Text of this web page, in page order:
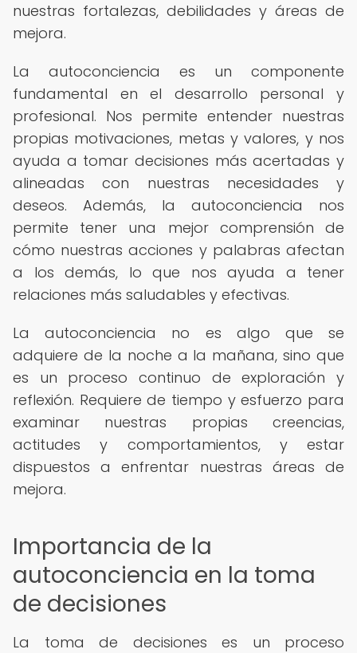
nuestras fortalezas, debilidades y áreas de
mejora.
La autoconciencia es un componente
fundamental en el desarrollo personal y
profesional. Nos permite entender nuestras
propias motivaciones, metas y valores, y nos
ayuda a tomar decisiones más acertadas y
alineadas con nuestras necesidades y
deseos. Además, la autoconciencia nos
permite tener una mejor comprensión de
cómo nuestras acciones y palabras afectan
a los demás, lo que nos ayuda a tener
relaciones más saludables y efectivas.
La autoconciencia no es algo que se
adquiere de la noche a la mañana, sino que
es un proceso continuo de exploración y
reflexión. Requiere de tiempo y esfuerzo para
examinar nuestras propias creencias,
actitudes y comportamientos, y estar
dispuestos a enfrentar nuestras áreas de
mejora.
Importancia de la
autoconciencia en la toma
de decisiones
La toma de decisiones es un proceso